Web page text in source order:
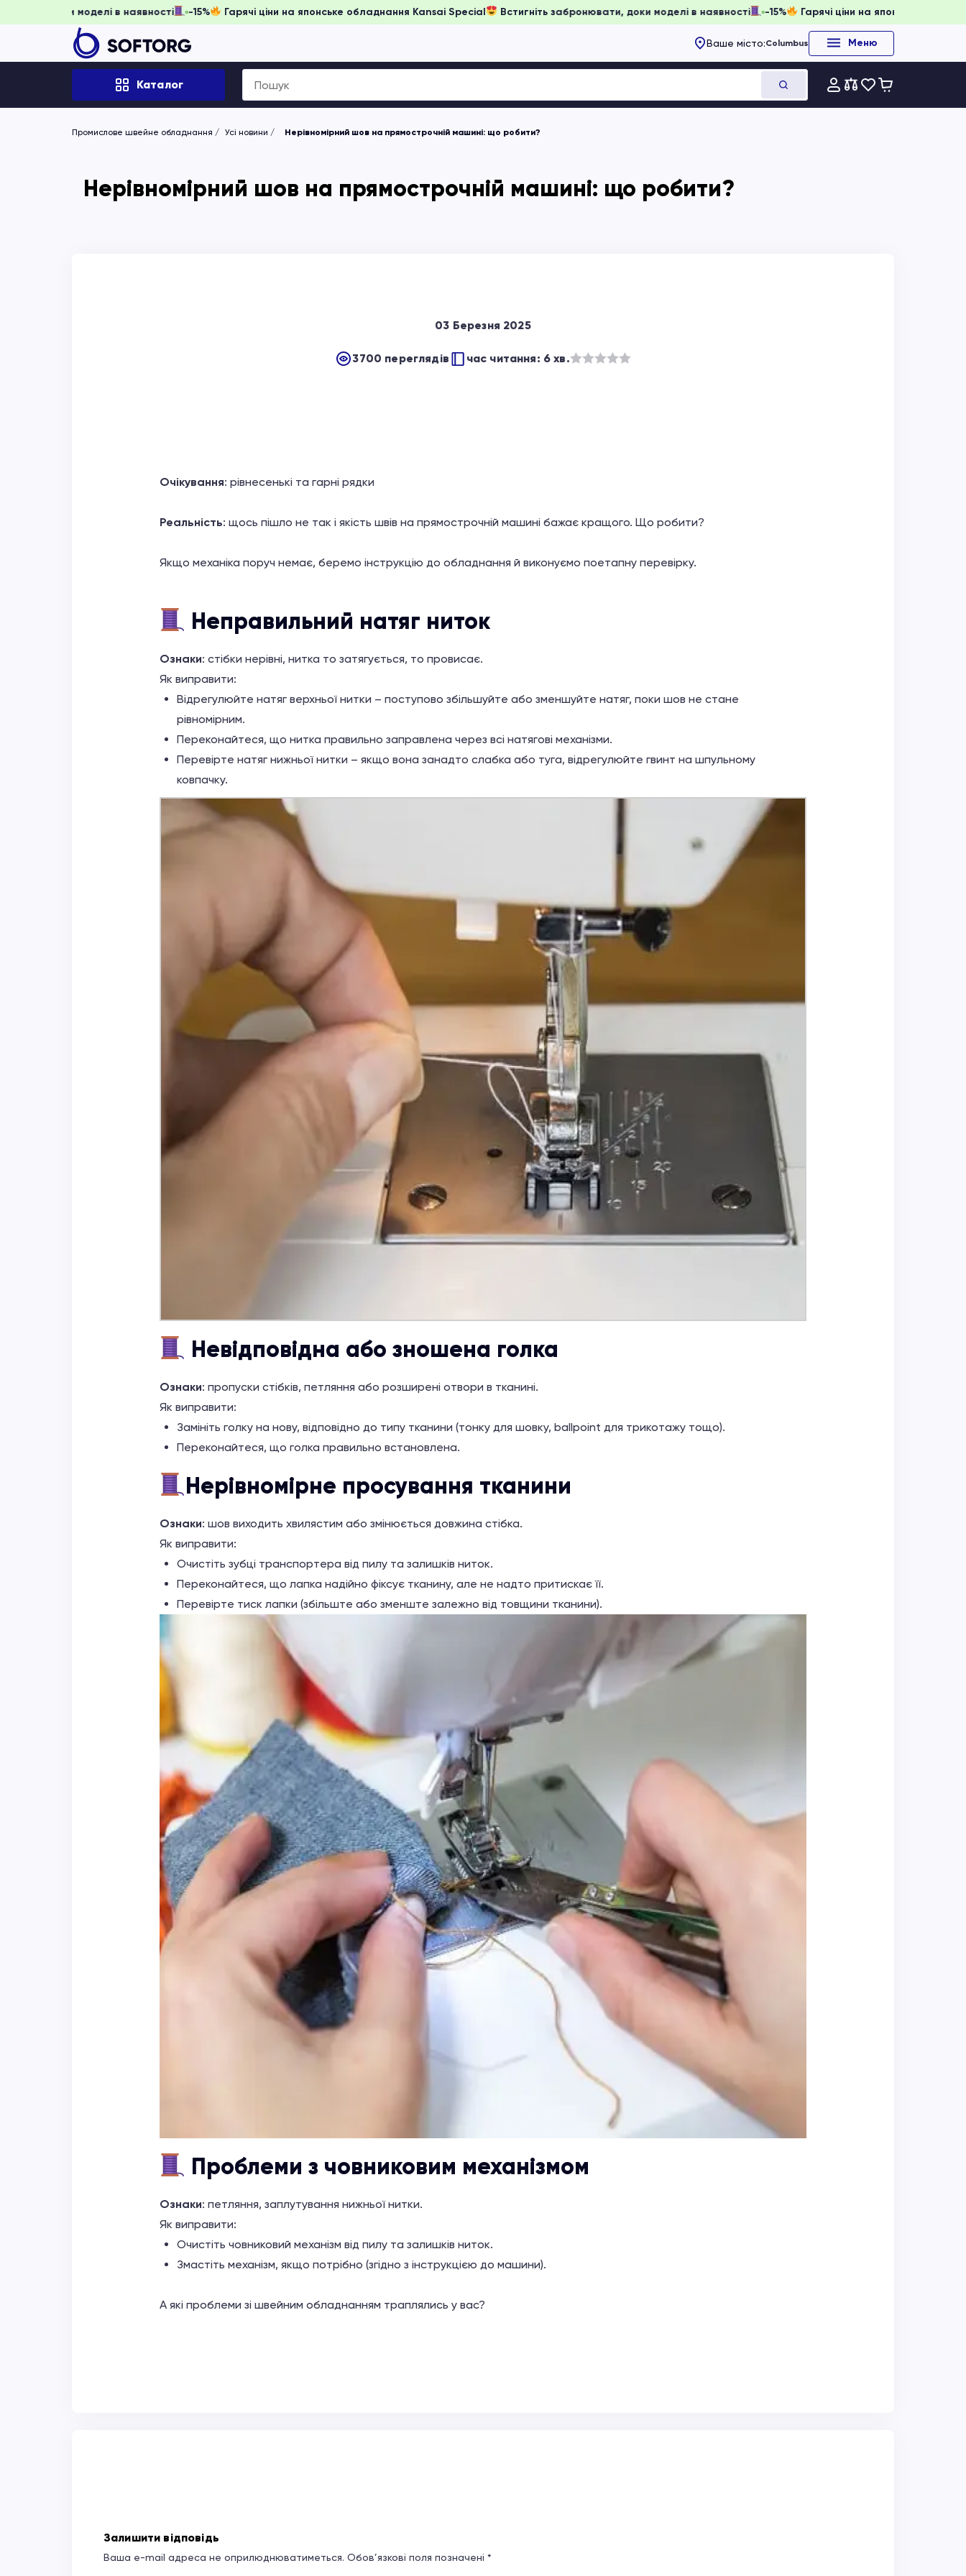
Встигніть забронювати, доки моделі в наявності -15% Гарячі ціни на японське обладнання Kansai Special Встигніть забронювати, доки моделі в наявності -15% Гарячі ціни
Ваше місто:Columbus Меню
Каталог
Search
for:
Промислове швейне обладнання Усі новини Нерівномірний шов на прямострочній машині: що робити?
Нерівномірний шов на прямострочній машині: що робити?
03 Березня 2025
3700 переглядів час читання: 6 хв.
Очікування: рівнесенькі та гарні рядки
Реальність: щось пішло не так і якість швів на прямострочній машині бажає кращого. Що робити?
Якщо механіка поруч немає, беремо інструкцію до обладнання й виконуємо поетапну перевірку.
Неправильний натяг ниток
Ознаки: стібки нерівні, нитка то затягується, то провисає.
Як виправити:
Відрегулюйте натяг верхньої нитки – поступово збільшуйте або зменшуйте натяг, поки шов не стане
рівномірним.
Переконайтеся, що нитка правильно заправлена через всі натягові механізми.
Перевірте натяг нижньої нитки – якщо вона занадто слабка або туга, відрегулюйте гвинт на шпульному
ковпачку.
Невідповідна або зношена голка
Ознаки: пропуски стібків, петляння або розширені отвори в тканині.
Як виправити:
Замініть голку на нову, відповідно до типу тканини (тонку для шовку, ballpoint для трикотажу тощо).
Переконайтеся, що голка правильно встановлена.
Нерівномірне просування тканини
Ознаки: шов виходить хвилястим або змінюється довжина стібка.
Як виправити:
Очистіть зубці транспортера від пилу та залишків ниток.
Переконайтеся, що лапка надійно фіксує тканину, але не надто притискає її.
Перевірте тиск лапки (збільште або зменште залежно від товщини тканини).
Проблеми з човниковим механізмом
Ознаки: петляння, заплутування нижньої нитки.
Як виправити:
Очистіть човниковий механізм від пилу та залишків ниток.
Змастіть механізм, якщо потрібно (згідно з інструкцією до машини).
А які проблеми зі швейним обладнанням траплялись у вас?
Залишити відповідь
Ваша e-mail адреса не оприлюднюватиметься. Обов’язкові поля позначені *